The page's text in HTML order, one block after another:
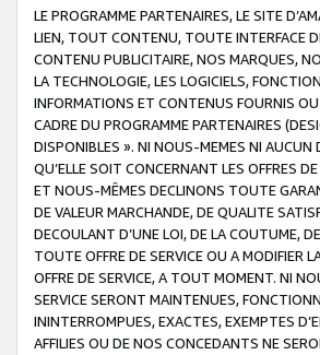
LE PROGRAMME PARTENAIRES, LE SITE
LIEN, TOUT CONTENU, TOUTE INTERFACE
CONTENU PUBLICITAIRE, NOS MARQUES,
LA TECHNOLOGIE, LES LOGICIELS,
INFORMATIONS ET CONTENUS FOURNIS
CADRE DU PROGRAMME PARTENAIRES
DISPONIBLES ». NI NOUS-MEMES NI AUCUN
QU’ELLE SOIT CONCERNANT LES OFFRES
ET NOUS-MÊMES DECLINONS TOUTE
DE VALEUR MARCHANDE, DE QUALITE
DECOULANT D’UNE LOI, DE LA COUTUME,
TOUTE OFFRE DE SERVICE OU A MODIFIER
OFFRE DE SERVICE, A TOUT MOMENT. NI
SERVICE SERONT MAINTENUES,
ININTERROMPUES, EXACTES, EXEMPTES
AFFILIES OU DE NOS CONCEDANTS NE